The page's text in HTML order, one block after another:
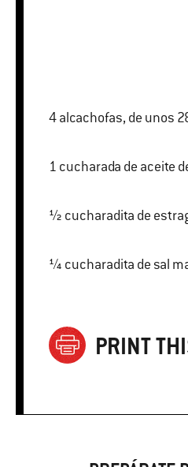
4 alcachofas, de unos
1 cucharada
½ cucharadita
¼ cucharadita
PRINT